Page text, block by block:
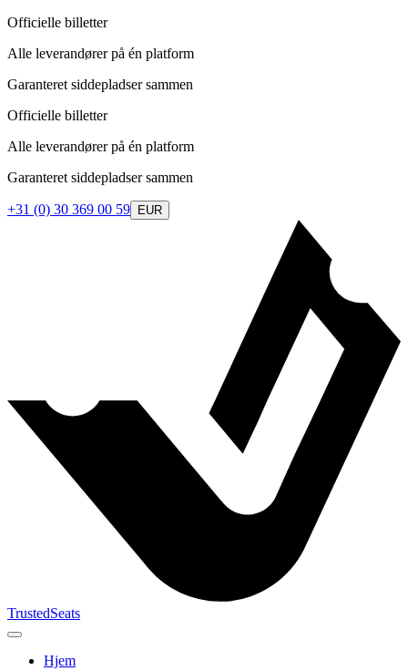
Officielle billetter
Alle leverandører på én platform
Garanteret siddepladser sammen
Officielle billetter
Alle leverandører på én platform
Garanteret siddepladser sammen
+31 (0) 30 369 00 59 EUR
TrustedSeats
Hjem